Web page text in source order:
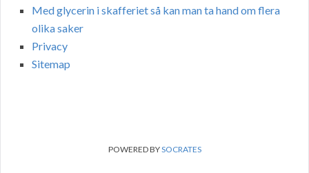
Med glycerin i skafferiet så kan man ta hand om flera
olika saker
Privacy
Sitemap
POWERED BYSOCRATES